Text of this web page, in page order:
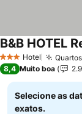
3 EstrelasHotel
B&B HOTEL
8,4 Muito boa
Selecione as
exatos.